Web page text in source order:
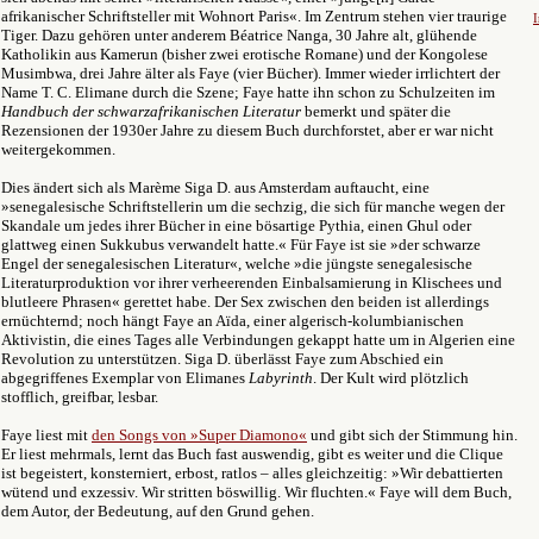
afrikanischer Schriftsteller mit Wohnort Paris«. Im Zentrum stehen vier traurige
Tiger. Dazu gehören unter anderem Béatrice Nanga, 30 Jahre alt, glühende
Katholikin aus Kamerun (bisher zwei erotische Romane) und der Kongolese
Musimbwa, drei Jahre älter als Faye (vier Bücher). Immer wieder irrlichtert der
Name T. C. Elimane durch die Szene; Faye hatte ihn schon zu Schulzeiten im
Handbuch der schwarzafrikanischen Literatur bemerkt und später die
Rezensionen der 1930er Jahre zu diesem Buch durchforstet, aber er war nicht
weitergekommen.
Dies ändert sich als Marème Siga D. aus Amsterdam auftaucht, eine
»senegalesische Schriftstellerin um die sechzig, die sich für manche wegen der
Skandale um jedes ihrer Bücher in eine bösartige Pythia, einen Ghul oder
glattweg einen Sukkubus verwandelt hatte.« Für Faye ist sie »der schwarze
Engel der senegalesischen Literatur«, welche »die jüngste senegalesische
Literaturproduktion vor ihrer verheerenden Einbalsamierung in Klischees und
blutleere Phrasen« gerettet habe. Der Sex zwischen den beiden ist allerdings
ernüchternd; noch hängt Faye an Aïda, einer algerisch-kolumbianischen
Aktivistin, die eines Tages alle Verbindungen gekappt hatte um in Algerien eine
Revolution zu unterstützen. Siga D. überlässt Faye zum Abschied ein
abgegriffenes Exemplar von Elimanes Labyrinth. Der Kult wird plötzlich
stofflich, greifbar, lesbar.
Faye liest mit den Songs von »Super Diamono« und gibt sich der Stimmung hin.
Er liest mehrmals, lernt das Buch fast auswendig, gibt es weiter und die Clique
ist begeistert, konsterniert, erbost, ratlos – alles gleichzeitig: »Wir debattierten
wütend und exzessiv. Wir stritten böswillig. Wir fluchten.« Faye will dem Buch,
dem Autor, der Bedeutung, auf den Grund gehen.